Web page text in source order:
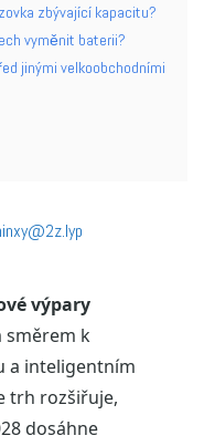
zbývající kapacitu?
vyměnit baterii?
jinými velkoobchodními
výpary
směrem k
a inteligentním
trh rozšiřuje,
dosáhne